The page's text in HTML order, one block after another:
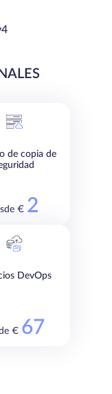
de copia de
€ 2
DevOps
€ 67